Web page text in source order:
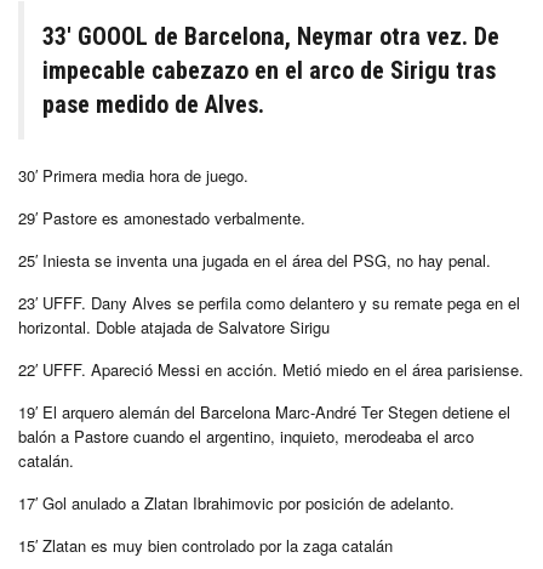
33′ GOOOL de Barcelona, Neymar otra vez. De
impecable cabezazo en el arco de Sirigu tras
pase medido de Alves.
30′ Primera media hora de juego.
29′ Pastore es amonestado verbalmente.
25′ Iniesta se inventa una jugada en el área del PSG, no hay penal.
23′ UFFF. Dany Alves se perfila como delantero y su remate pega en el
horizontal. Doble atajada de Salvatore Sirigu
22′ UFFF. Apareció Messi en acción. Metió miedo en el área parisiense.
19′ El arquero alemán del Barcelona Marc-André Ter Stegen detiene el
balón a Pastore cuando el argentino, inquieto, merodeaba el arco
catalán.
17′ Gol anulado a Zlatan Ibrahimovic por posición de adelanto.
15′ Zlatan es muy bien controlado por la zaga catalán